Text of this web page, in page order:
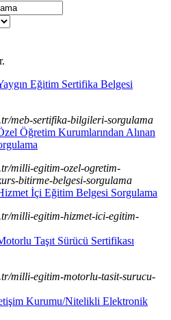
Eğitim Sertifika Belgesi
meb-sertifika-bilgileri-sorgulama
Öğretim Kurumlarından Alınan
milli-egitim-ozel-ogretim-
bitirme-belgesi-sorgulama
İçi Eğitim Belgesi Sorgulama
milli-egitim-hizmet-ici-egitim-
Taşıt Sürücü Sertifikası
milli-egitim-motorlu-tasit-surucu-
Kurumu/Nitelikli Elektronik